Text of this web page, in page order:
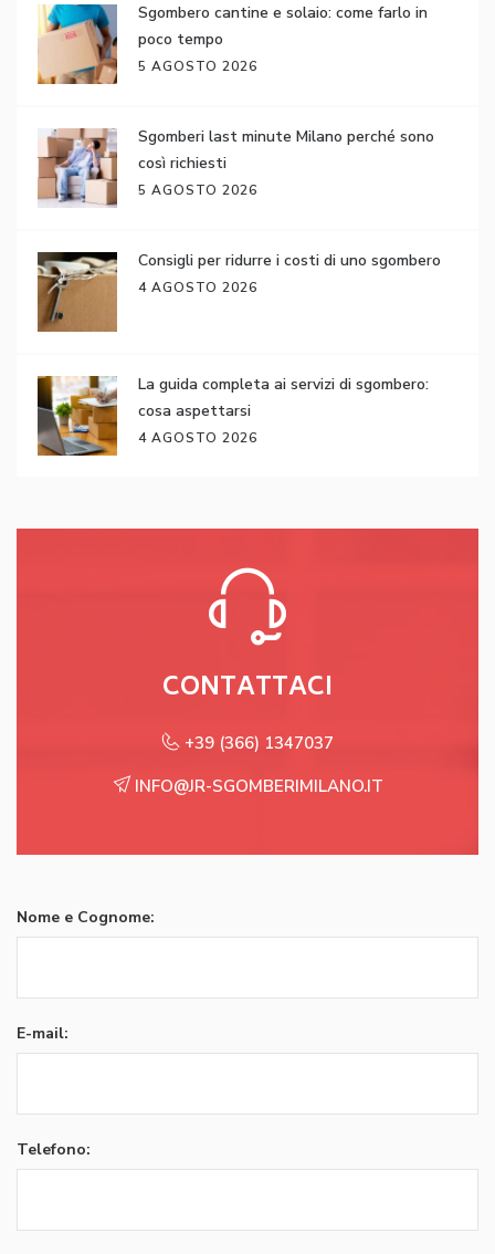
Sgombero cantine e solaio: come farlo in
poco tempo
5 AGOSTO 2026
Sgomberi last minute Milano perché sono
così richiesti
5 AGOSTO 2026
Consigli per ridurre i costi di uno sgombero
4 AGOSTO 2026
La guida completa ai servizi di sgombero:
cosa aspettarsi
4 AGOSTO 2026
CONTATTACI
+39 (366) 1347037
INFO@JR-SGOMBERIMILANO.IT
Nome e Cognome:
E-mail:
Telefono: